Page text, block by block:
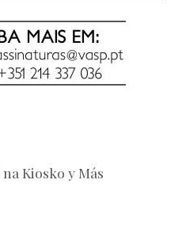
na Kiosko y Más